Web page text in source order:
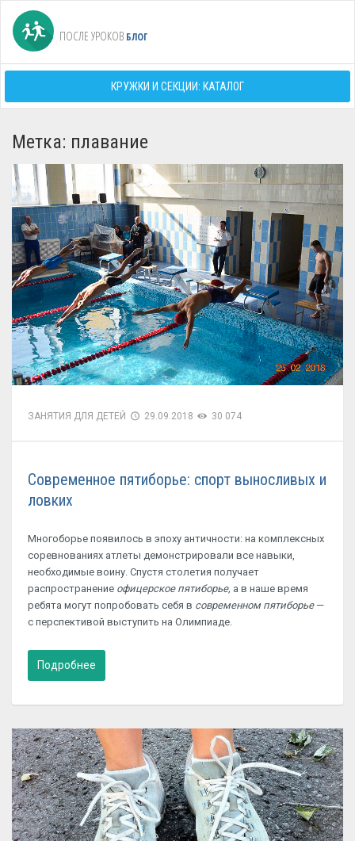
ПОСЛЕ УРОКОВ БЛОГ
КРУЖКИ И СЕКЦИИ: КАТАЛОГ
Метка: плавание
ЗАНЯТИЯ ДЛЯ ДЕТЕЙ 29.09.2018 30 074
Современное пятиборье: спорт выносливых и
ловких
Многоборье появилось в эпоху античности: на комплексных
соревнованиях атлеты демонстрировали все навыки,
необходимые воину. Спустя столетия получает
распространение офицерское пятиборье, а в наше время
ребята могут попробовать себя в современном пятиборье—
с перспективой выступить на Олимпиаде.
Подробнее